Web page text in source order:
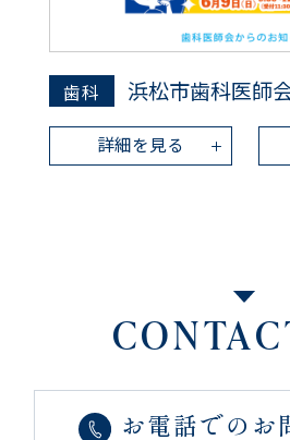
歯科 浜松市歯科医師
詳細を見る
お電話でのお